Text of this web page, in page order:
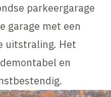
parkeergarage
garage met een
uitstraling. Het
en